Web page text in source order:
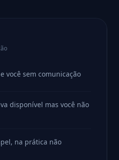
você sem comunicação
disponível mas você não
na prática não